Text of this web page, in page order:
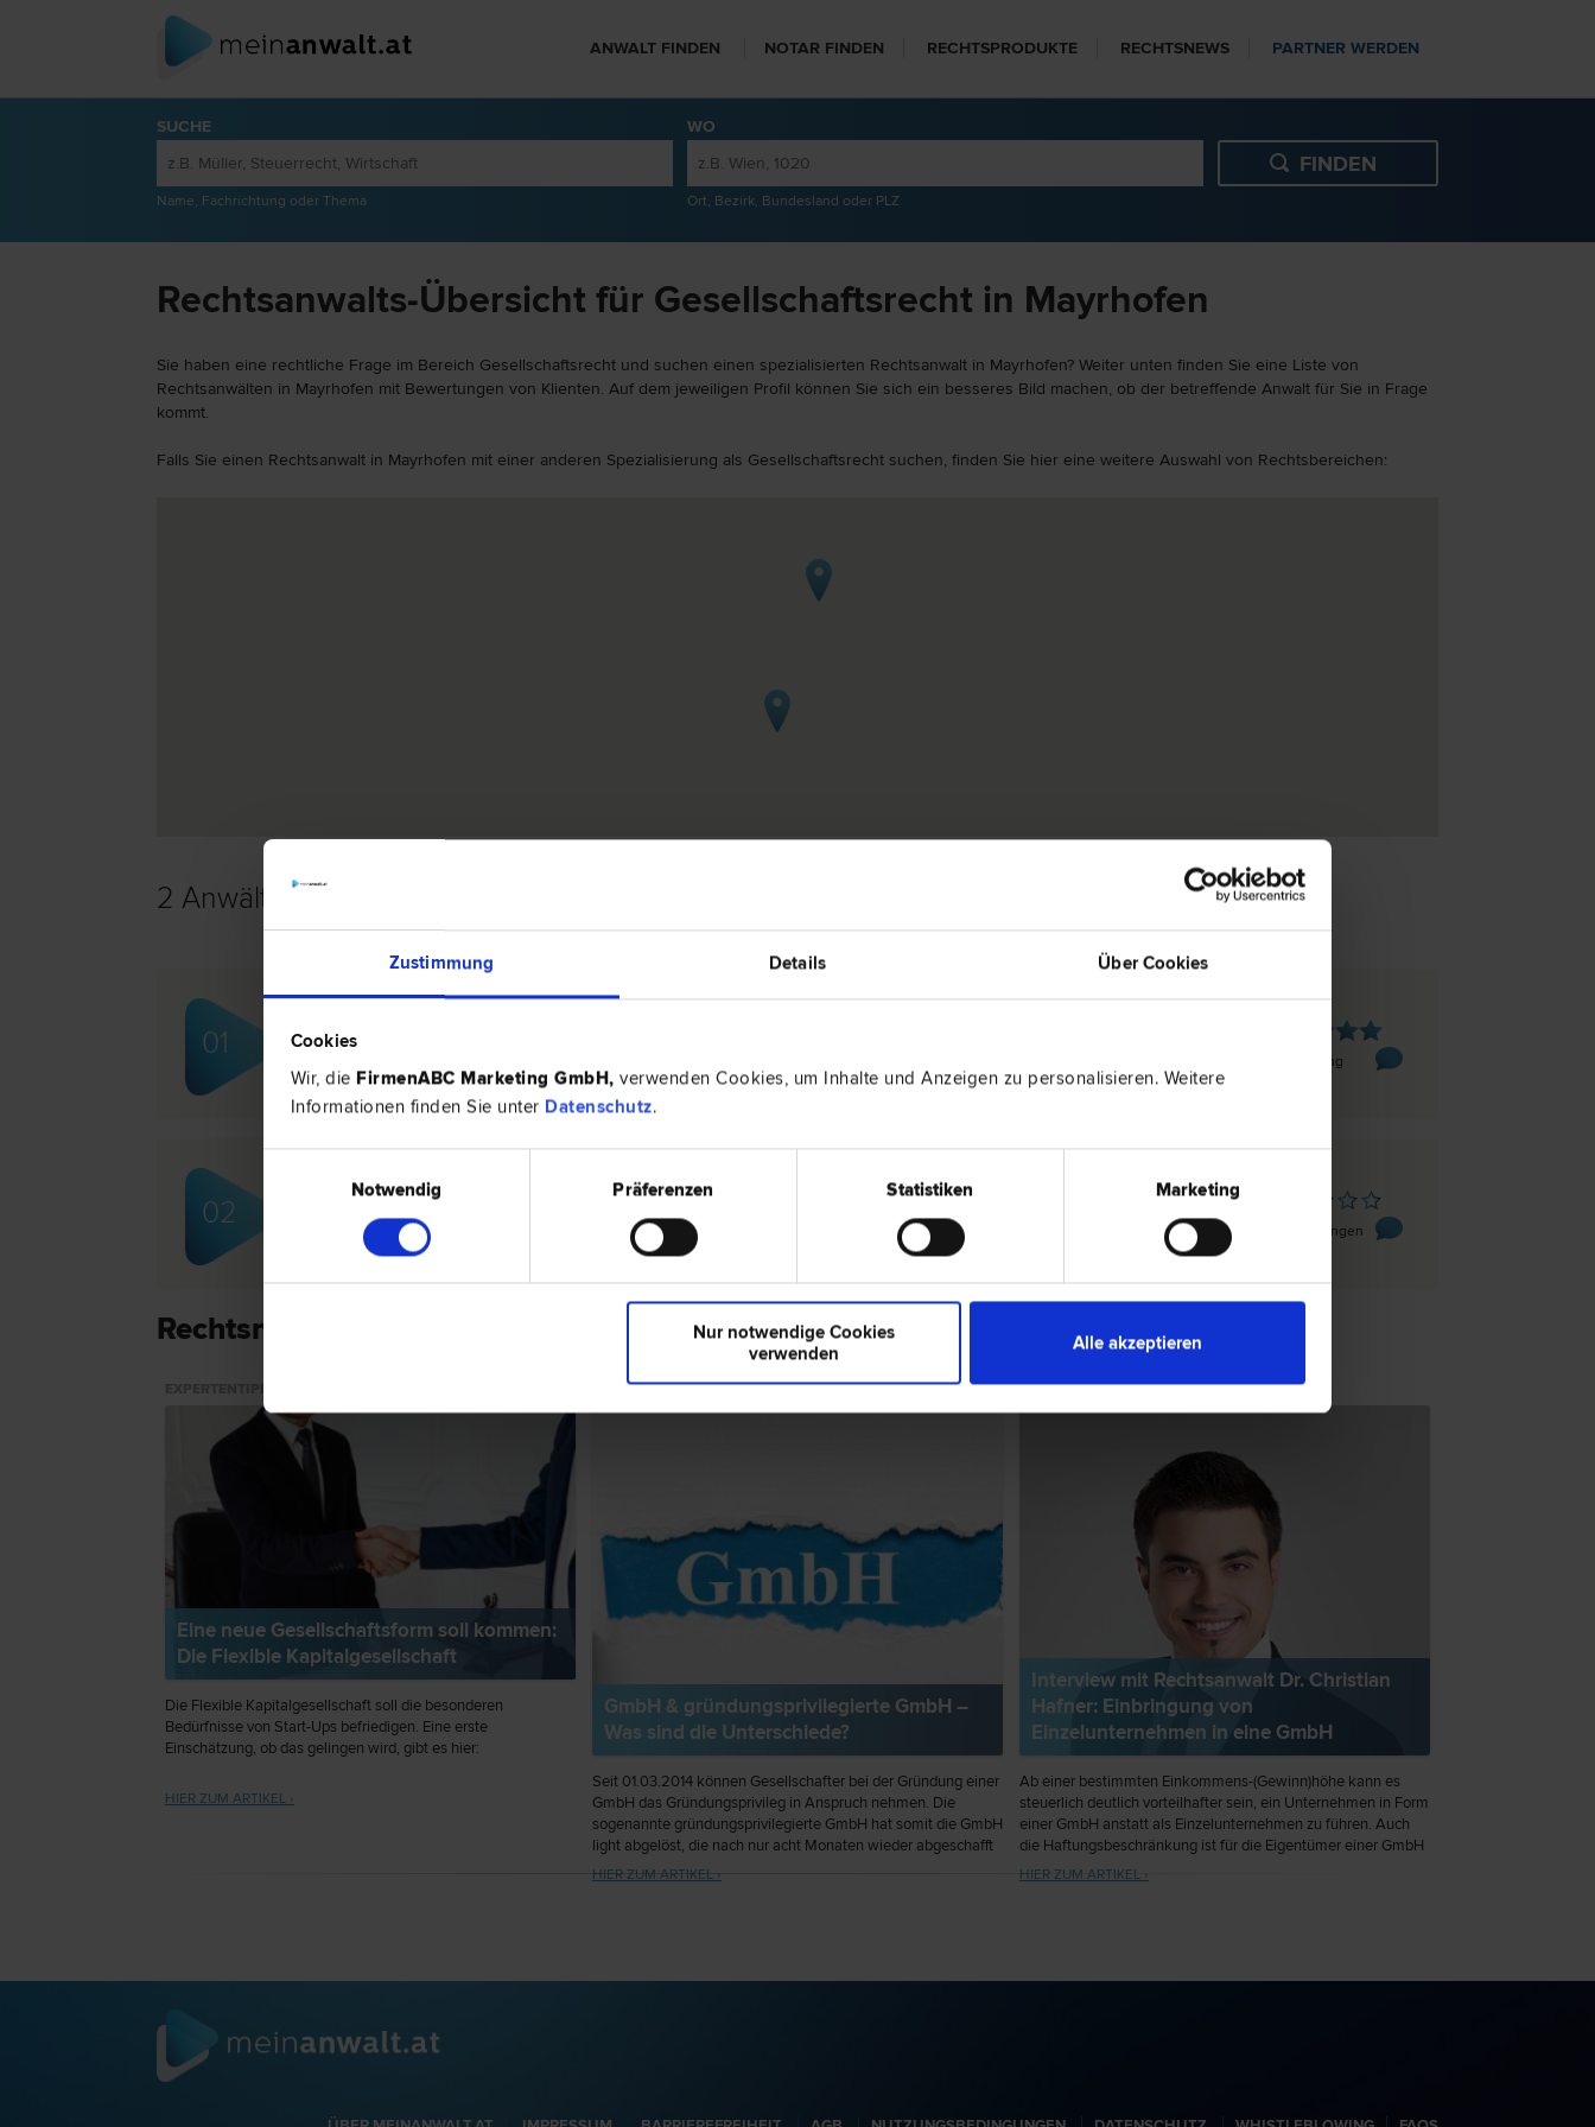
Zustimmung Details Über Cookies
Cookies
Wir, die FirmenABC Marketing GmbH, verwenden Cookies, um Inhalte und Anzeigen zu personalisieren. Weitere
Informationen finden Sie unter Datenschutz.
Notwendig
Präferenzen Statistiken Marketing
Nur notwendige Cookies
verwenden
Alle akzeptieren
ANWALT FINDEN NOTAR FINDEN RECHTSPRODUKTE RECHTSNEWS PARTNER WERDEN
SUCHE
Name, Fachrichtung oder Thema
WO
Ort, Bezirk, Bundesland oder PLZ
Rechtsanwalts-Übersicht für Gesellschaftsrecht in Mayrhofen
Sie haben eine rechtliche Frage im Bereich Gesellschaftsrecht und suchen einen spezialisierten Rechtsanwalt in Mayrhofen? Weiter unten finden Sie eine Liste von
Rechtsanwälten in Mayrhofen mit Bewertungen von Klienten. Auf dem jeweiligen Profil können Sie sich ein besseres Bild machen, ob der betreffende Anwalt für Sie in Frage
kommt.
Falls Sie einen Rechtsanwalt in Mayrhofen mit einer anderen Spezialisierung als Gesellschaftsrecht suchen, finden Sie hier eine weitere Auswahl von Rechtsbereichen:
2 Anwälte - Gesellschaftsrecht in Mayrhofen
01
Scheidungs­recht | Familien­recht | Erb­recht | Gesellschafts­recht | Schadenersatz- und
Gewährleistungs­recht
1 Bewertung
02
Mag. Marco KUNCZICKY
Arzthaftungs­recht | Gesellschafts­recht | Insolvenz­recht | Vergabe­recht
0 Bewertungen
Rechtsnews & Expertentipps zum Thema "Gesellschaftsrecht"
Eine neue Gesellschaftsform soll kommen:
Die Flexible Kapitalgesellschaft
Die Flexible Kapitalgesellschaft soll die besonderen
Bedürfnisse von Start-Ups befriedigen. Eine erste
Einschätzung, ob das gelingen wird, gibt es hier:
HIER ZUM ARTIKEL ›
EXPERTENTIPP
GmbH & gründungsprivilegierte GmbH –
Was sind die Unterschiede?
Seit 01.03.2014 können Gesellschafter bei der Gründung einer
GmbH das Gründungsprivileg in Anspruch nehmen. Die
sogenannte gründungsprivilegierte GmbH hat somit die GmbH
light abgelöst, die nach nur acht Monaten wieder abgeschafft
wurde.
HIER ZUM ARTIKEL ›
EXPERTENTIPP
Interview mit Rechtsanwalt Dr. Christian
Hafner: Einbringung von
Einzelunternehmen in eine GmbH
Ab einer bestimmten Einkommens-(Gewinn)höhe kann es
steuerlich deutlich vorteilhafter sein, ein Unternehmen in Form
einer GmbH anstatt als Einzelunternehmen zu führen. Auch
die Haftungsbeschränkung ist für die Eigentümer einer GmbH
sehr attraktiv. Doch wie funktioniert eine solche Einbringung
und was muss beachtet werden? Im Interview mit
HIER ZUM ARTIKEL ›